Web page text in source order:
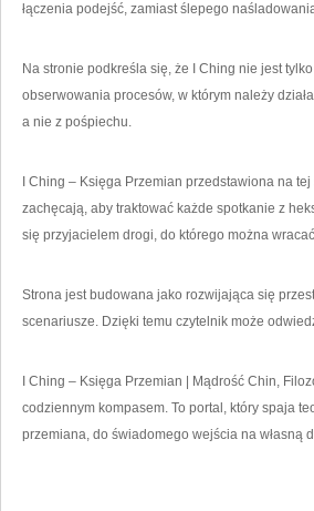
łączenia podejść, zamiast ślepego
Na stronie podkreśla się, że I Ching nie jest
obserwowania procesów, w którym należy
a nie z pośpiechu.
I Ching – Księga Przemian przedstawiona na
zachęcają, aby traktować każde spotkanie z
się przyjacielem drogi, do którego można
Strona jest budowana jako rozwijająca się
scenariusze. Dzięki temu czytelnik może
I Ching – Księga Przemian | Mądrość Chin,
codziennym kompasem. To portal, który spaja
przemiana, do świadomego wejścia na własną